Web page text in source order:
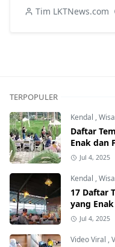
Tim LKTNews.com
TERPOPULER
Kendal ,
Daftar
Enak dan
Jul 4, 2025
Kendal ,
17 Daftar
yang
Jul 4, 2025
Video Viral ,